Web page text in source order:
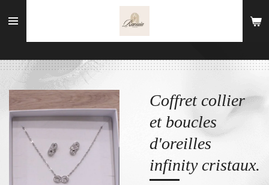
au
Coffret collier
et boucles
d'oreilles
infinity cristaux.